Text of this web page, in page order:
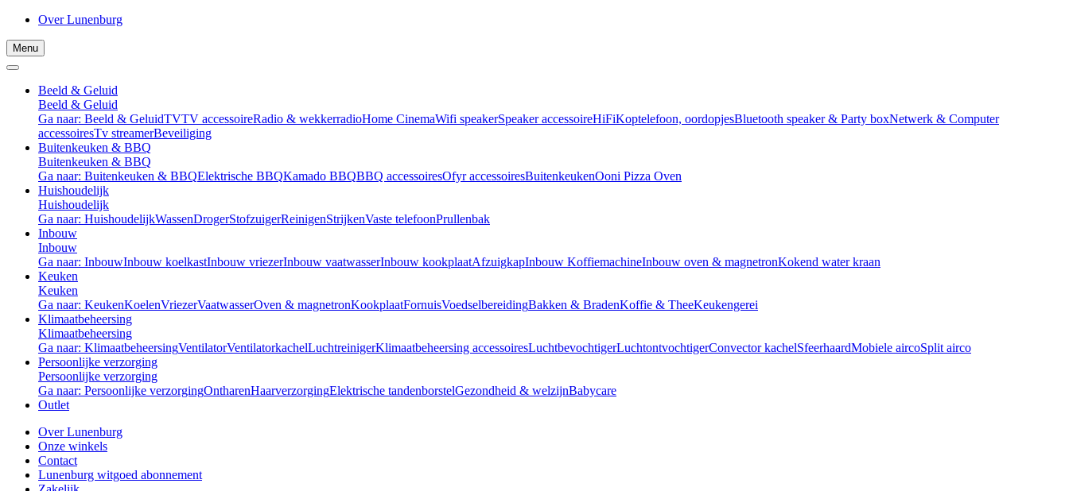
Over Lunenburg
Menu
Beeld & Geluid
Beeld & Geluid
Ga naar: Beeld & GeluidTVTV accessoireRadio & wekkerradioHome CinemaWifi speakerSpeaker accessoireHiFiKoptelefoon, oordopjesBluetooth speaker & Party boxNetwerk & Computer
accessoiresTv streamerBeveiliging
Buitenkeuken & BBQ
Buitenkeuken & BBQ
Ga naar: Buitenkeuken & BBQElektrische BBQKamado BBQBBQ accessoiresOfyr accessoiresBuitenkeukenOoni Pizza Oven
Huishoudelijk
Huishoudelijk
Ga naar: HuishoudelijkWassenDrogerStofzuigerReinigenStrijkenVaste telefoonPrullenbak
Inbouw
Inbouw
Ga naar: InbouwInbouw koelkastInbouw vriezerInbouw vaatwasserInbouw kookplaatAfzuigkapInbouw KoffiemachineInbouw oven & magnetronKokend water kraan
Keuken
Keuken
Ga naar: KeukenKoelenVriezerVaatwasserOven & magnetronKookplaatFornuisVoedselbereidingBakken & BradenKoffie & TheeKeukengerei
Klimaatbeheersing
Klimaatbeheersing
Ga naar: KlimaatbeheersingVentilatorVentilatorkachelLuchtreinigerKlimaatbeheersing accessoiresLuchtbevochtigerLuchtontvochtigerConvector kachelSfeerhaardMobiele aircoSplit airco
Persoonlijke verzorging
Persoonlijke verzorging
Ga naar: Persoonlijke verzorgingOntharenHaarverzorgingElektrische tandenborstelGezondheid & welzijnBabycare
Outlet
Over Lunenburg
Onze winkels
Contact
Lunenburg witgoed abonnement